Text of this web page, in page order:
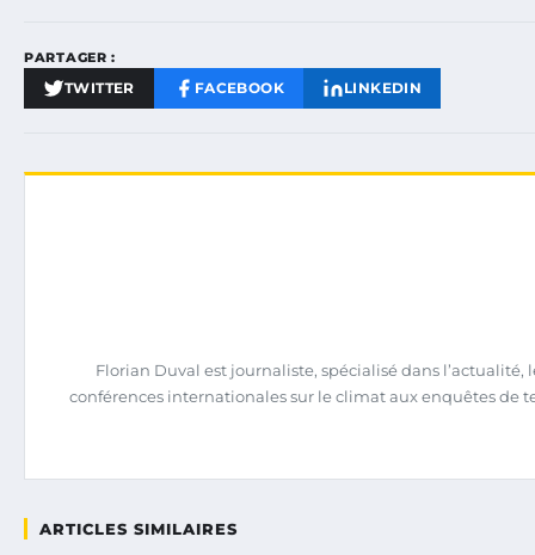
PARTAGER :
TWITTER FACEBOOK LINKEDIN
Florian Duval est journaliste, spécialisé dans
conférences internationales sur le climat aux enquêtes de
ARTICLES SIMILAIRES